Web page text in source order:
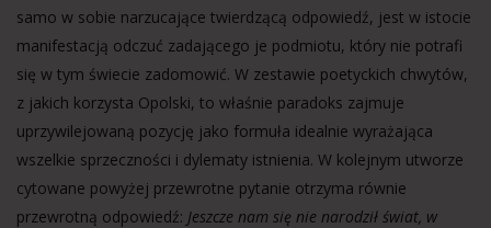
samo w sobie narzucające twierdzącą odpowiedź, jest w istocie
manifestacją odczuć zadającego je podmiotu, który nie potrafi
się w tym świecie zadomowić. W zestawie poetyckich chwytów,
z jakich korzysta Opolski, to właśnie paradoks zajmuje
uprzywilejowaną pozycję jako formuła idealnie wyrażająca
wszelkie sprzeczności i dylematy istnienia. W kolejnym utworze
cytowane powyżej przewrotne pytanie otrzyma równie
przewrotną odpowiedź: Jeszcze nam się nie narodził świat, w